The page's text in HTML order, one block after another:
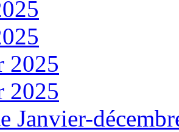
2025
2025
Janvier-